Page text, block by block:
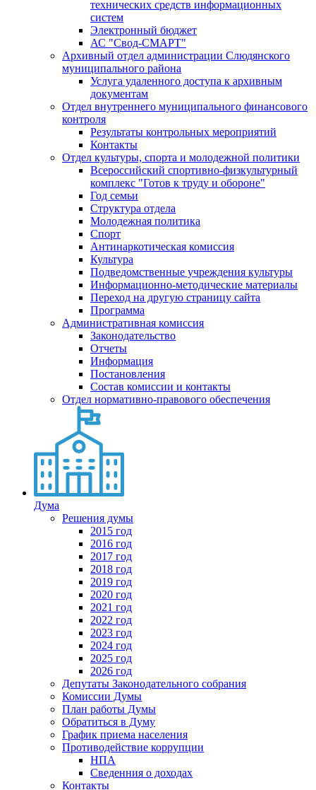
технических средств информационных
систем
Электронный бюджет
АС "Свод-СМАРТ"
Архивный отдел администрации Слюдянского
муниципального района
Услуга удаленного доступа к архивным
документам
Отдел внутреннего муниципального финансового
контроля
Результаты контрольных мероприятий
Контакты
Отдел культуры, спорта и молодежной политики
Всероссийский спортивно-физкультурный
комплекс "Готов к труду и обороне"
Год семьи
Структура отдела
Молодежная политика
Спорт
Антинаркотическая комиссия
Культура
Подведомственные учреждения культуры
Информационно-методические материалы
Переход на другую страницу сайта
Программа
Административная комиссия
Законодательство
Отчеты
Информация
Постановления
Состав комиссии и контакты
Отдел нормативно-правового обеспечения
Дума
Решения думы
2015 год
2016 год
2017 год
2018 год
2019 год
2020 год
2021 год
2022 год
2023 год
2024 год
2025 год
2026 год
Депутаты Законодательного собрания
Комиссии Думы
План работы Думы
Обратиться в Думу
График приема населения
Противодействие коррупции
НПА
Сведенния о доходах
Контакты